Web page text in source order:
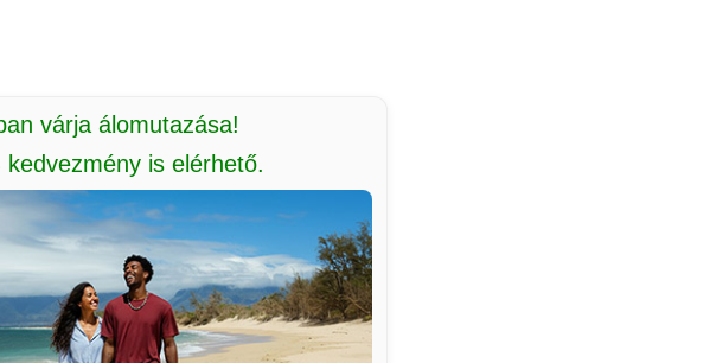
várja álomutazása!
is elérhető.